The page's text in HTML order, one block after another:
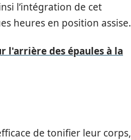
l’intégration de cet
heures en position assise.
l'arrière des épaules à la
de tonifier leur corps,